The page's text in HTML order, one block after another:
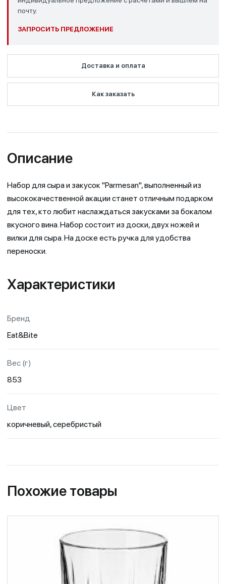
почту.
ЗАПРОСИТЬ ПРЕДЛОЖЕНИЕ
Доставка и оплата
Как заказать
Описание
Набор для сыра и закусок "Parmesan", выполненный из
высококачественной акации станет отличным подарком
для тех, кто любит наслаждаться закусками за бокалом
вкусного вина. Набор состоит из доски, двух ножей и
вилки для сыра. На доске есть ручка для удобства
переноски.
Характеристики
Бренд
Eat&Bite
Вес (г)
853
Цвет
коричневый, серебристый
Похожие товары